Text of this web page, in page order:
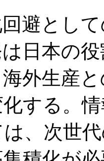
避とし
日本の
外生産
する。
、次世